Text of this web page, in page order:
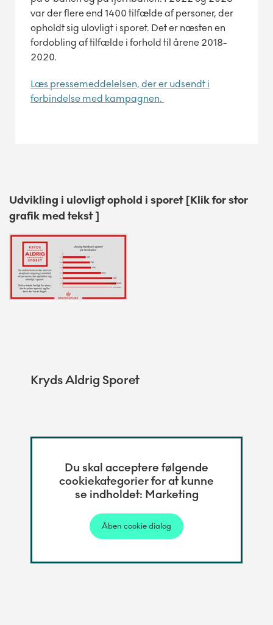
var der flere end 1400 tilfælde af personer, der
opholdt sig ulovligt i sporet. Det er næsten en
fordobling af tilfælde i forhold til årene 2018-
2020.
Læs pressemeddelelsen, der er udsendt i
forbindelse med kampagnen.
Udvikling i ulovligt ophold i sporet [Klik for stor
grafik med tekst ]
Kryds Aldrig Sporet
Du skal acceptere følgende
cookiekategorier for at kunne
se indholdet: Marketing